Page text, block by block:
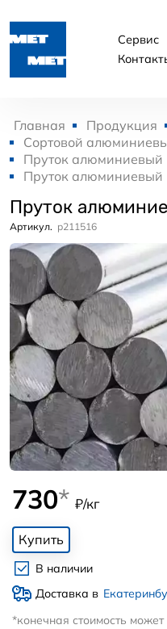
Сервис
Главная Продукция
Сортовой
Пруток алюминиевый
Пруток
Пруток
Артикул. p211516
730* ₽/кг
Купить
В наличии
Доставка в
*конечная стоимость